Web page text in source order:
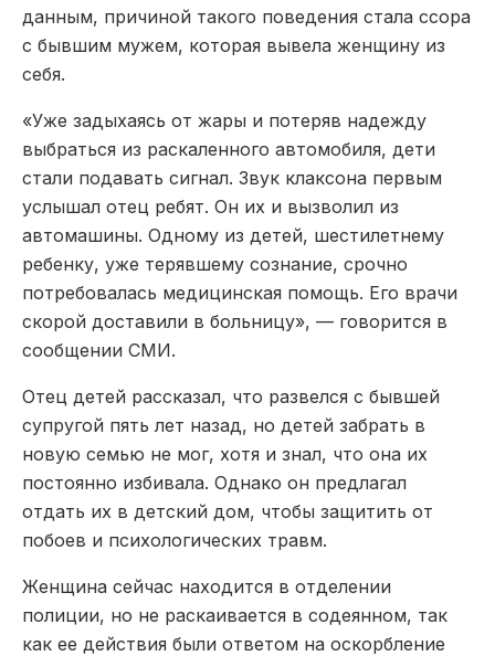
данным, причиной такого поведения стала ссора
с бывшим мужем, которая вывела женщину из
себя.
«Уже задыхаясь от жары и потеряв надежду
выбраться из раскаленного автомобиля, дети
стали подавать сигнал. Звук клаксона первым
услышал отец ребят. Он их и вызволил из
автомашины. Одному из детей, шестилетнему
ребенку, уже терявшему сознание, срочно
потребовалась медицинская помощь. Его врачи
скорой доставили в больницу», — говорится в
сообщении СМИ.
Отец детей рассказал, что развелся с бывшей
супругой пять лет назад, но детей забрать в
новую семью не мог, хотя и знал, что она их
постоянно избивала. Однако он предлагал
отдать их в детский дом, чтобы защитить от
побоев и психологических травм.
Женщина сейчас находится в отделении
полиции, но не раскаивается в содеянном, так
как ее действия были ответом на оскорбление